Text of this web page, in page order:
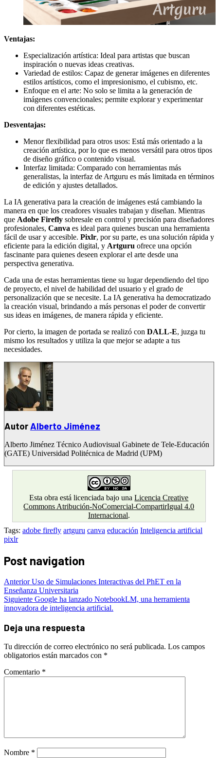
Ventajas:
Especialización artística: Ideal para artistas que buscan
inspiración o nuevas ideas creativas.
Variedad de estilos: Capaz de generar imágenes en diferentes
estilos artísticos, como el impresionismo, el cubismo, etc.
Enfoque en el arte: No solo se limita a la generación de
imágenes convencionales; permite explorar y experimentar
con diferentes estéticas.
Desventajas:
Menor flexibilidad para otros usos: Está más orientado a la
creación artística, por lo que es menos versátil para otros tipos
de diseño gráfico o contenido visual.
Interfaz limitada: Comparado con herramientas más
generalistas, la interfaz de Artguru es más limitada en términos
de edición y ajustes detallados.
La IA generativa para la creación de imágenes está cambiando la
manera en que los creadores visuales trabajan y diseñan. Mientras
que Adobe Firefly sobresale en control y precisión para diseñadores
profesionales, Canva es ideal para quienes buscan una herramienta
fácil de usar y accesible. Pixlr, por su parte, es una solución rápida y
eficiente para la edición digital, y Artguru ofrece una opción
fascinante para quienes deseen explorar el arte desde una
perspectiva generativa.
Cada una de estas herramientas tiene su lugar dependiendo del tipo
de proyecto, el nivel de habilidad del usuario y el grado de
personalización que se necesite. La IA generativa ha democratizado
la creación visual, brindando a más personas el poder de convertir
sus ideas en imágenes, de manera rápida y eficiente.
Por cierto, la imagen de portada se realizó con DALL-E, juzga tu
mismo los resultados y utiliza la que mejor se adapte a tus
necesidades.
Autor Alberto Jiménez
Alberto Jiménez Técnico Audiovisual Gabinete de Tele-Educación
(GATE) Universidad Politécnica de Madrid (UPM)
Esta obra está licenciada bajo unaLicencia Creative
Commons Atribución-NoComercial-CompartirIgual 4.0
Internacional.
Tags: adobe firefly artguru canva educación Inteligencia artificial
pixlr
Post navigation
AnteriorUso de Simulaciones Interactivas del PhET en la
Enseñanza Universitaria
Siguiente Google ha lanzado NotebookLM, una herramienta
innovadora de inteligencia artificial.
Deja una respuesta
Tu dirección de correo electrónico no será publicada. Los campos
obligatorios están marcados con *
Comentario *
Nombre *